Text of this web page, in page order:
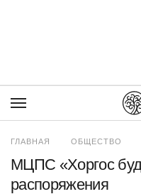
ГЛАВНАЯ ОБЩЕСТВО
МЦПС «Хоргос
распоряжения